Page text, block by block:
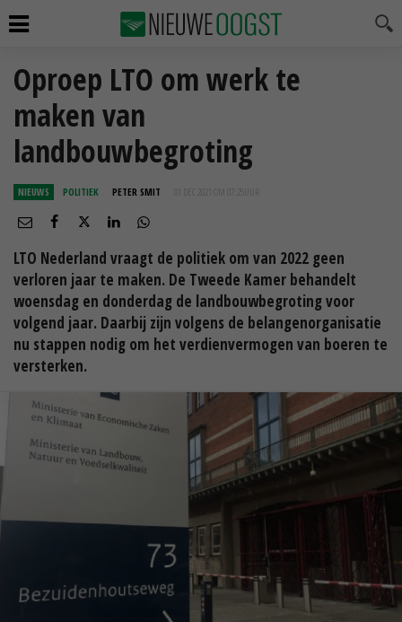
Oproep LTO om werk te
maken van
landbouwbegroting
NIEUWS POLITIEK PETER SMIT 01 DEC 2021 OM 07:25
LTO Nederland vraagt de politiek om van 2022 geen
verloren jaar te maken. De Tweede Kamer behandelt
woensdag en donderdag de landbouwbegroting voor
volgend jaar. Daarbij zijn volgens de belangenorganisatie
nu stappen nodig om het verdienvermogen van boeren te
versterken.